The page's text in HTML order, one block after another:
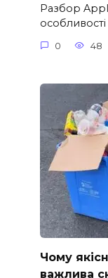
Разбор
особливості
0 48
Чому
важлива